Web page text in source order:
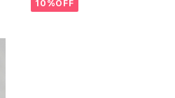
10%OFF